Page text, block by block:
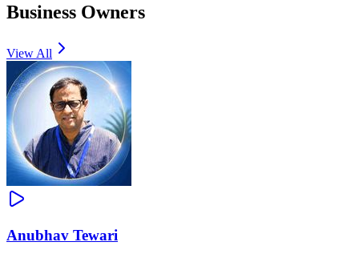
Business Owners
View All
Anubhav Tewari